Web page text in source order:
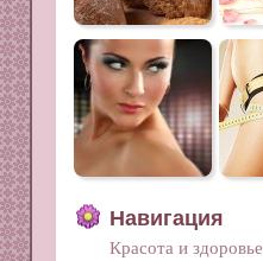
Навигация
Красота и здоровье